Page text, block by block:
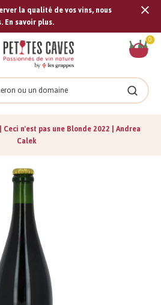
la qualité de vos vins, nous
savoir plus.
0
Ceci n'est pas une Blonde 2022 | Andrea
Calek